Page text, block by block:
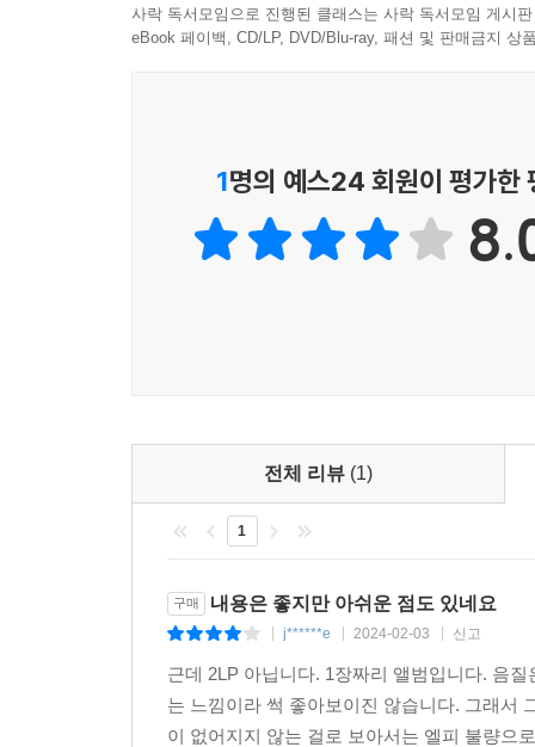
사락 독서모임으로 진행된 클래스는 사락 독서모임 게시
eBook 페이백, CD/LP, DVD/Blu-ray, 패션 및 판매금지 상
1명의 예스24 회원이 평가한
전체 리뷰 (1)
1
구매 내용은 좋지만 아쉬운 점도 있네요
j******e 2024-02-03 신고
근데 2LP 아닙니다. 1장짜리 앨범입니다. 음
는 느낌이라 썩 좋아보이진 않습니다. 그래서
이 없어지지 않는 걸로 보아서는 엘피 불량으